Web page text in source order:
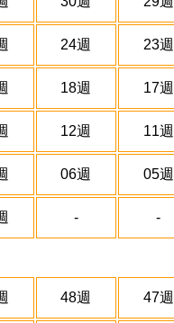
24週 23週
18週 17週
12週 11週
06週 05週
- -
48週 47週